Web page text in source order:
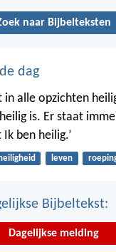
naar Bijbelteksten
dag
in alle opzichten
is. Er staat
Ik ben heilig.’
heiligheid leven
Bijbeltekst:
Dagelijkse melding